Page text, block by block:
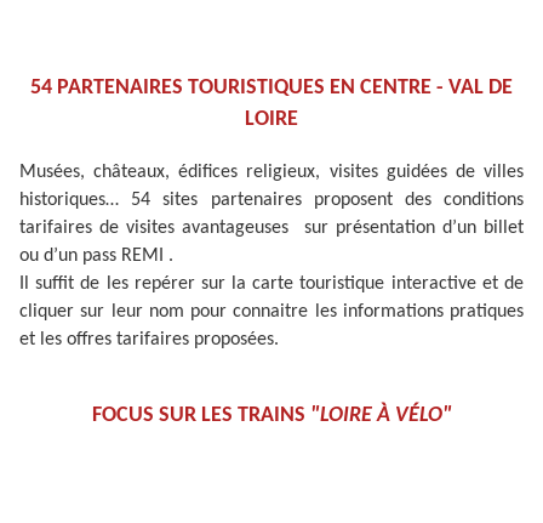
54 PARTENAIRES TOURISTIQUES EN CENTRE - VAL DE
LOIRE
Musées, châteaux, édifices religieux, visites guidées de villes
historiques… 54 sites partenaires proposent des conditions
tarifaires de visites avantageuses sur présentation d’un billet
ou d’un pass REMI .
Il suffit de les repérer sur la carte touristique interactive et de
cliquer sur leur nom pour connaitre les informations pratiques
et les offres tarifaires proposées.
FOCUS SUR LES TRAINS "LOIRE À VÉLO"